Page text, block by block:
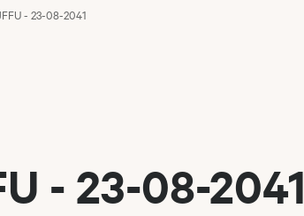
- 23-08-2041
- 23-08-2041